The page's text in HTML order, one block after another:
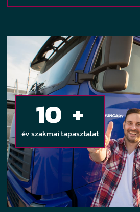
10 +
év szakmai tapasztalat